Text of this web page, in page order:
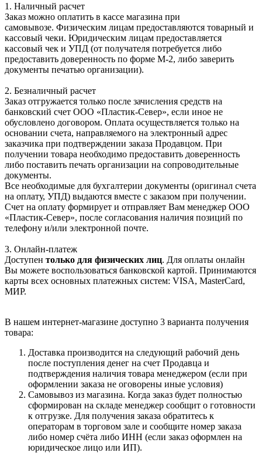
1. Наличный расчет
Заказ можно оплатить в кассе магазина при
самовывозе. Физическим лицам предоставляются товарный и
кассовый чеки. Юридическим лицам предоставляется
кассовый чек и УПД (от получателя потребуется либо
предоставить доверенность по форме М-2, либо заверить
документы печатью организации).
2. Безналичный расчет
Заказ отгружается только после зачисления средств на
банковский счет ООО «Пластик-Север», если иное не
обусловлено договором. Оплата осуществляется только на
основании счета, направляемого на электронный адрес
заказчика при подтверждении заказа Продавцом. При
получении товара необходимо предоставить доверенность
либо поставить печать организации на сопроводительные
документы.
Все необходимые для бухгалтерии документы (оригинал счета
на оплату, УПД) выдаются вместе с заказом при получении.
Счет на оплату формирует и отправляет Вам менеджер ООО
«Пластик-Север», после согласования наличия позиций по
телефону и/или электронной почте.
3. Онлайн-платеж
Доступен только для физических лиц. Для оплаты онлайн
Вы можете воспользоваться банковской картой. Принимаются
карты всех основных платежных систем: VISA, MasterCard,
МИР.
В нашем интернет-магазине доступно 3 варианта получения
товара:
Доставка производится на следующий рабочий день
после поступления денег на счет Продавца и
подтверждения наличия товара менеджером (если при
оформлении заказа не оговорены иные условия)
Самовывоз из магазина. Когда заказ будет полностью
сформирован на складе менеджер сообщит о готовности
к отгрузке. Для получения заказа обратитесь к
операторам в торговом зале и сообщите номер заказа
либо номер счёта либо ИНН (если заказ оформлен на
юридическое лицо или ИП).